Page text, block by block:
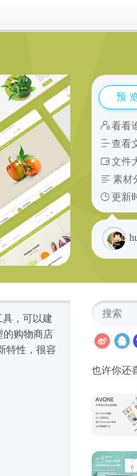
预
看看
查看
文件
素材
更新
具，可以建
的购物商店
特性，很容
也许你还